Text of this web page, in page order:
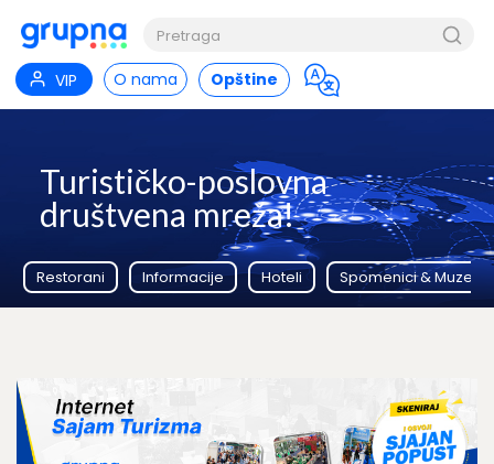
VIP O nama Opštine
Turističko-poslovna
društvena mreža!
Restorani Informacije Hoteli Spomenici & Muzeji